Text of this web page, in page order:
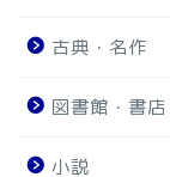
古典・名作
図書館・書店
小説